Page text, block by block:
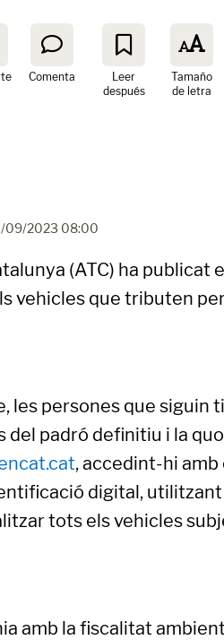
Comenta
Leer
después
Tamaño
de letra
09/2023 08:00
(ATC) ha
vehicles que tributen
les persones que siguin
padró definitiu i la
, accedint-hi amb
digital, utilitzant
tots els vehicles
amb la fiscalitat